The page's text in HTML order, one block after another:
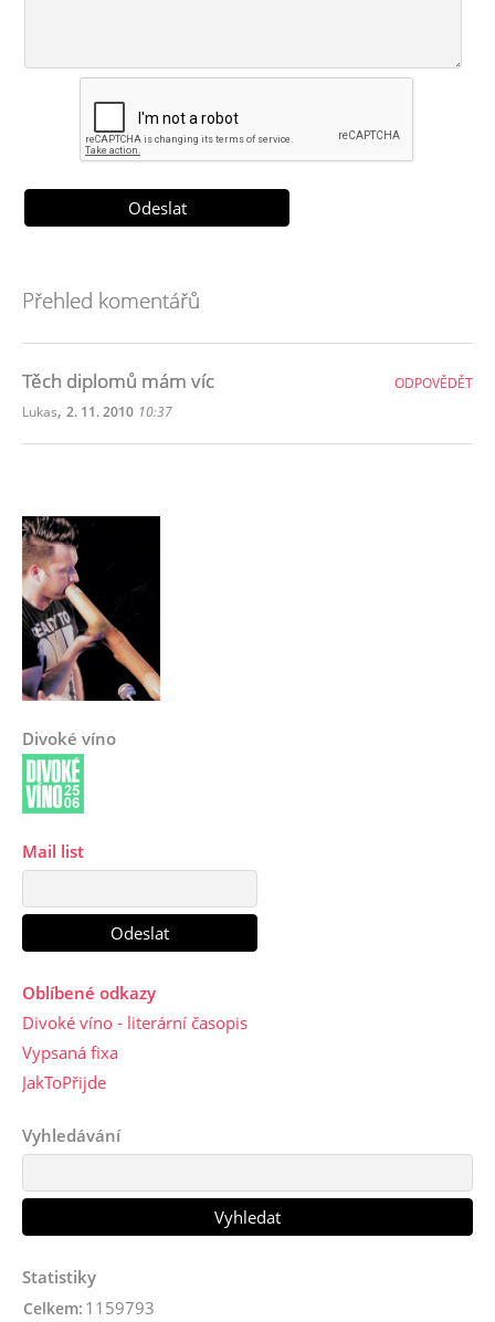
Přehled komentářů
Těch diplomů mám víc
Lukas, 2. 11. 2010 10:37
ODPOVĚDĚT
Divoké víno
Mail list
Oblíbené odkazy
Divoké víno - literární časopis
Vypsaná fixa
JakToPřijde
Vyhledávání
Statistiky
Celkem: 1159793